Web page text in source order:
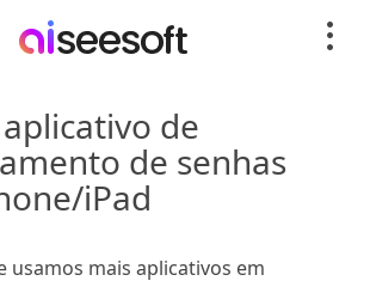
de
de senhas
iPad
usamos mais aplicativos em